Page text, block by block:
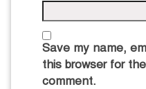
Save my name,
this browser for
comment.